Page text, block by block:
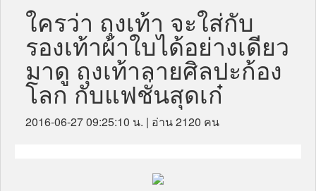
สุขภาพ
ลดความอ้วน
ไลฟ์สไตล์
ใครว่า ถุงเท้า จะใส่กับ
รองเท้าผ้าใบได้อย่างเดียว
มาดู ถุงเท้าลายศิลปะก้อง
โลก กับแฟชั่นสุดเก๋
2016-06-27 09:25:10 น. | อ่าน 2120 คน